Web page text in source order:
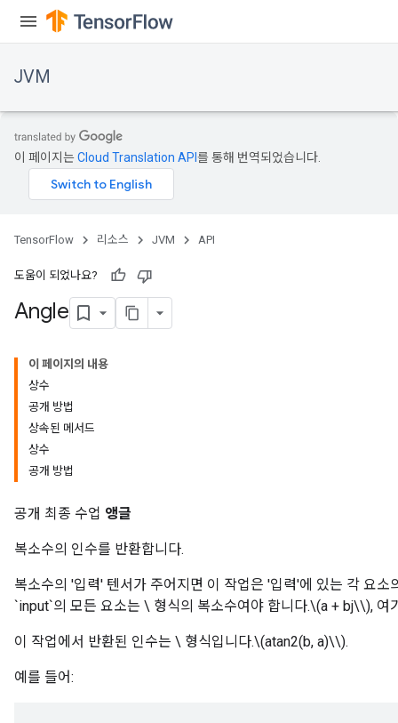
JVM
이 페이지는Cloud Translation API 를 통해 번역되었습니다.
TensorFlow 리소스 JVM API
도움이 되었나요?
Angle
이 페이지의 내용
상수
공개 방법
상속된 메서드
상수
공개 방법
공개 최종 수업 앵글
복소수의 인수를 반환합니다.
복소수의 '입력' 텐서가 주어지면 이 작업은 '입력'에 있는 각 요
`input`의 모든 요소는 \ 형식의 복소수여야 합니다.\(a + bj\\), 여
이 작업에서 반환된 인수는 \ 형식입니다.\(atan2(b, a)\\).
예를 들어: